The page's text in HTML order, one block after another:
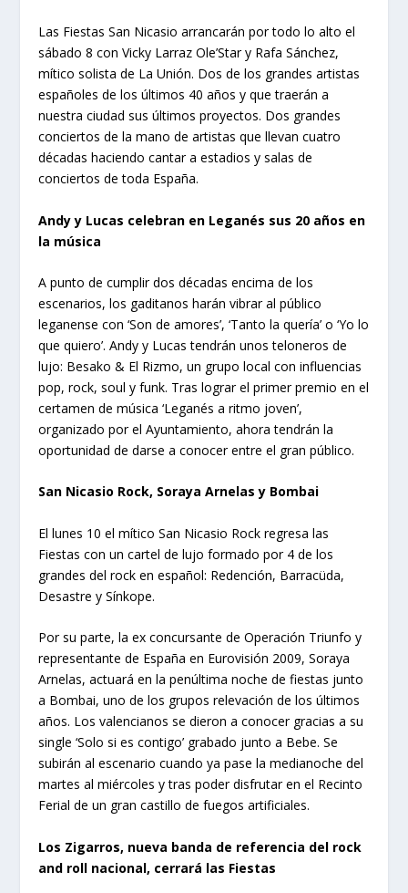
Las Fiestas San Nicasio arrancarán por todo lo alto el
sábado 8 con Vicky Larraz Ole’Star y Rafa Sánchez,
mítico solista de La Unión. Dos de los grandes artistas
españoles de los últimos 40 años y que traerán a
nuestra ciudad sus últimos proyectos. Dos grandes
conciertos de la mano de artistas que llevan cuatro
décadas haciendo cantar a estadios y salas de
conciertos de toda España.
Andy y Lucas celebran en Leganés sus 20 años en
la música
A punto de cumplir dos décadas encima de los
escenarios, los gaditanos harán vibrar al público
leganense con ‘Son de amores’, ‘Tanto la quería’ o ‘Yo lo
que quiero’. Andy y Lucas tendrán unos teloneros de
lujo: Besako & El Rizmo, un grupo local con influencias
pop, rock, soul y funk. Tras lograr el primer premio en el
certamen de música ‘Leganés a ritmo joven’,
organizado por el Ayuntamiento, ahora tendrán la
oportunidad de darse a conocer entre el gran público.
San Nicasio Rock, Soraya Arnelas y Bombai
El lunes 10 el mítico San Nicasio Rock regresa las
Fiestas con un cartel de lujo formado por 4 de los
grandes del rock en español: Redención, Barracüda,
Desastre y Sínkope.
Por su parte, la ex concursante de Operación Triunfo y
representante de España en Eurovisión 2009, Soraya
Arnelas, actuará en la penúltima noche de fiestas junto
a Bombai, uno de los grupos relevación de los últimos
años. Los valencianos se dieron a conocer gracias a su
single ‘Solo si es contigo’ grabado junto a Bebe. Se
subirán al escenario cuando ya pase la medianoche del
martes al miércoles y tras poder disfrutar en el Recinto
Ferial de un gran castillo de fuegos artificiales.
Los Zigarros, nueva banda de referencia del rock
and roll nacional, cerrará las Fiestas